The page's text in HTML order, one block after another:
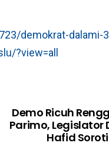
demokrat-dalami-
?view=all
Demo Ricuh
Parimo, Legislator
Hafid